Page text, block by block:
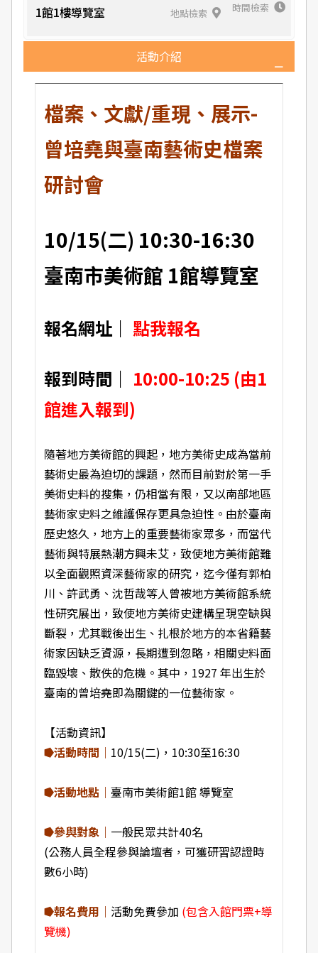
時間檢索
1館1樓導覽室 地點檢索
活動介紹
檔案、文獻/重現、展示-
曾培堯與臺南藝術史檔案
研討會
10/15(二) 10:30-16:30
臺南市美術館 1館導覽室
報名網址｜ 點我報名
報到時間｜ 10:00-10:25 (由1
館進入報到)
隨著地方美術館的興起，地方美術史成為當前
藝術史最為迫切的課題，然而目前對於第一手
美術史料的搜集，仍相當有限，又以南部地區
藝術家史料之維護保存更具急迫性。由於臺南
歷史悠久，地方上的重要藝術家眾多，而當代
藝術與特展熱潮方興未艾，致使地方美術館難
以全面觀照資深藝術家的研究，迄今僅有郭柏
川、許武勇、沈哲哉等人曾被地方美術館系統
性研究展出，致使地方美術史建構呈現空缺與
斷裂，尤其戰後出生、扎根於地方的本省籍藝
術家因缺乏資源，長期遭到忽略，相關史料面
臨毀壞、散佚的危機。其中，1927 年出生於
臺南的曾培堯即為關鍵的一位藝術家。
【活動資訊】
⭓活動時間｜ 10/15(二)，10:30至16:30
⭓活動地點｜ 臺南市美術館1館 導覽室
⭓參與對象｜ 一般民眾共計40名
(公務人員全程參與論壇者，可獲研習認證時
數6小時)
⭓報名費用｜ 活動免費參加 (包含入館門票+導
覽機)